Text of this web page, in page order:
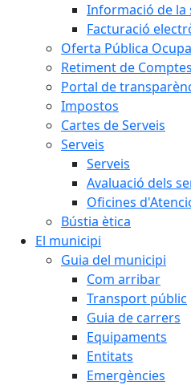
Informació de la
Facturació
Oferta Pública
Retiment de Comptes
Portal de
Impostos
Cartes de Serveis
Serveis
Serveis
Avaluació dels
Oficines
Bústia ètica
El municipi
Guia del municipi
Com arribar
Transport públic
Guia de carrers
Equipaments
Entitats
Emergències